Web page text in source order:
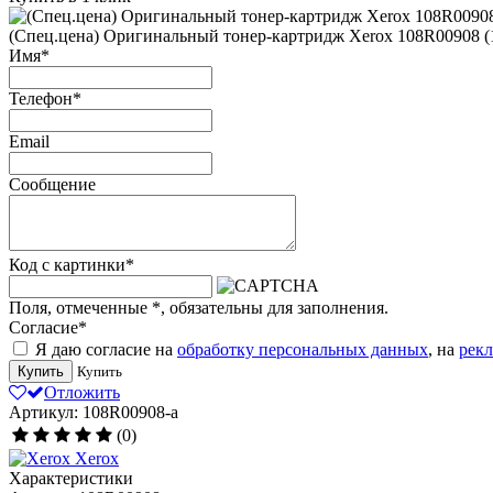
(Спец.цена) Оригинальный тонер-картридж Xerox 108R00908
Имя*
Телефон*
Email
Сообщение
Код с картинки*
Поля, отмеченные *, обязательны для заполнения.
Согласие*
Я даю согласие на обработку персональных данных, на
Купить Купить
Отложить
Артикул: 108R00908-a
(0)
Xerox
Характеристики